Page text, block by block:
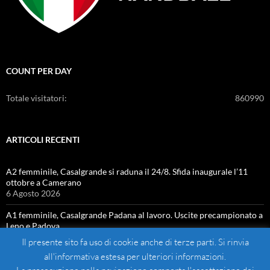
COUNT PER DAY
860990
Totale visitatori:
ARTICOLI RECENTI
A2 femminile, Casalgrande si raduna il 24/8. Sfida inaugurale l’11
ottobre a Camerano
6 Agosto 2026
A1 femminile, Casalgrande Padana al lavoro. Uscite precampionato a
Leno e Padova
4 Agosto 2026
Il presente sito fa uso di cookie anche di terze parti. Si rinvia
all'informativa estesa per ulteriori informazioni.